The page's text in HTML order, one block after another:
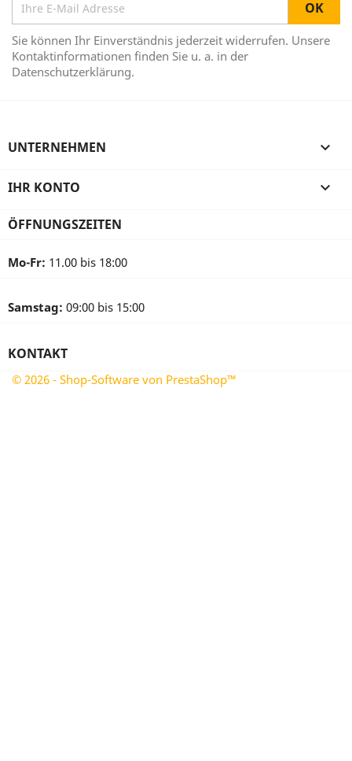
Sie können Ihr Einverständnis jederzeit widerrufen. Unsere
Kontaktinformationen finden Sie u. a. in der
Datenschutzerklärung.
UNTERNEHMEN 
IHR KONTO 
ÖFFNUNGSZEITEN
Mo-Fr: 11.00 bis 18:00
Samstag: 09:00 bis 15:00
KONTAKT
© 2026 - Shop-Software von PrestaShop™